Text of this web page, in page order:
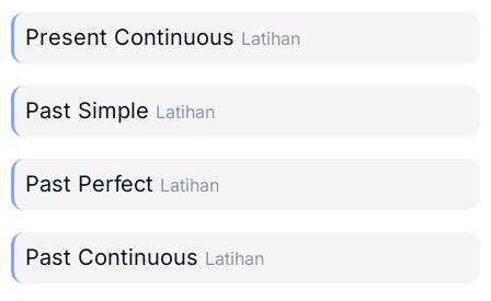
Present Continuous Latihan
Past Simple Latihan
Past Perfect Latihan
Past Continuous Latihan